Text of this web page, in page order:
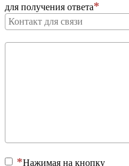
для получения ответа
Нажимая на кнопку